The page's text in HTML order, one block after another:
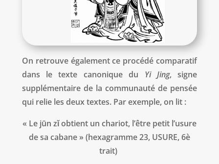
On retrouve également ce procédé comparatif
dans le texte canonique du Yi Jing, signe
supplémentaire de la communauté de pensée
qui relie les deux textes. Par exemple, on lit :
« Le jūn zǐ obtient un chariot, l’être petit l’usure
de sa cabane » (hexagramme 23, USURE, 6è
trait)